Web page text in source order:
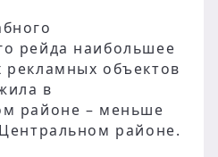
рейда наибольшее
рекламных объектов
в
районе – меньше
районе.